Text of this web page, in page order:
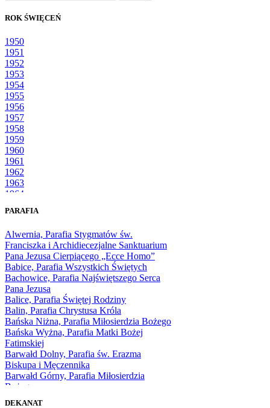
ROK ŚWIĘCEŃ
1950
1951
1952
1953
1954
1955
1956
1957
1958
1959
1960
1961
1962
1963
1964
1966
1968
1969
1970
1971
1972
1973
1974
1975
1976
1977
1978
1979
1980
1981
1983
PARAFIA
Alwernia, Parafia Stygmatów św.
Franciszka i Archidiecezjalne Sanktuarium
Pana Jezusa Cierpiącego „Ecce Homo”
Babice, Parafia Wszystkich Świętych
Bachowice, Parafia Najświętszego Serca
Pana Jezusa
Balice, Parafia Świętej Rodziny
Balin, Parafia Chrystusa Króla
Bańska Niżna, Parafia Miłosierdzia Bożego
Bańska Wyżna, Parafia Matki Bożej
Fatimskiej
Barwałd Dolny, Parafia św. Erazma
Biskupa i Męczennika
Barwałd Górny, Parafia Miłosierdzia
Bożego
DEKANAT